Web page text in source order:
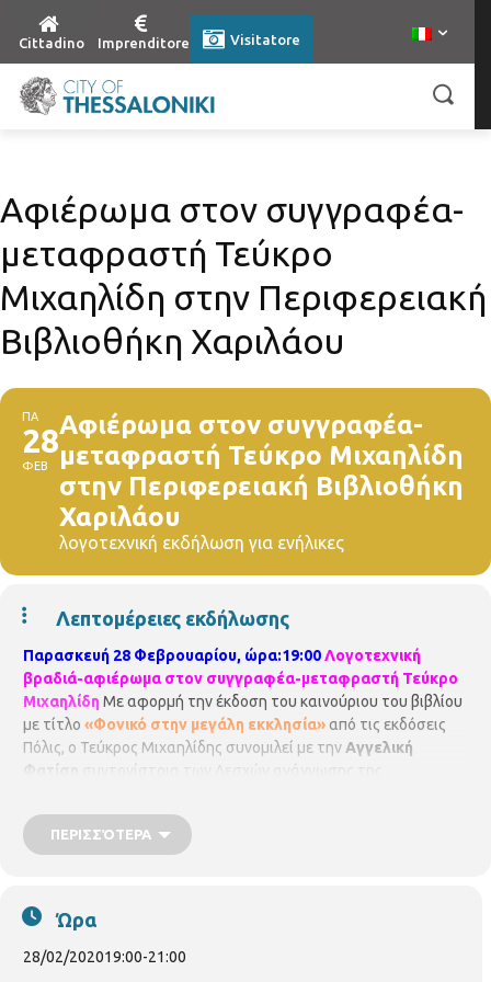
Cittadino Imprenditore Visitatore
Αφιέρωμα στον συγγραφέα-
μεταφραστή Τεύκρο
Μιχαηλίδη στην Περιφερειακή
Βιβλιοθήκη Χαριλάου
ΠΑ
28
ΦΕΒ
Αφιέρωμα στον συγγραφέα-
μεταφραστή Τεύκρο Μιχαηλίδη
στην Περιφερειακή Βιβλιοθήκη
Χαριλάου
λογοτεχνική εκδήλωση για ενήλικες
Λεπτομέρειες εκδήλωσης
Παρασκευή 28 Φεβρουαρίου, ώρα:19:00Λογοτεχνική
βραδιά-αφιέρωμα στον συγγραφέα-μεταφραστή Τεύκρο
Μιχαηλίδη Με αφορμή την έκδοση του καινούριου του βιβλίου
με τίτλο «Φονικό στην μεγάλη εκκλησία» από τις εκδόσεις
Πόλις, ο Τεύκρος Μιχαηλίδης συνομιλεί με την Αγγελική
Φατίση
συντονίστρια των Λεσχών ανάγνωσης της
Ζουρνάμαθηματικό.Είσοδος ελεύθερη
δωρεάν, αλλά απαιτείται προεγγραφή. Οι θέσεις είναι
περίπτωση υπεράριθμων εγγραφών.
οι συμμετέχοντες να ενημερώνουν σε περίπτωση
ακύρωσης. Δηλώσεις συμμετοχής: Περιφερειακή
ΠΕΡΙΣΣΌΤΕΡΑ
Ώρα
28/02/202019:00-21:00